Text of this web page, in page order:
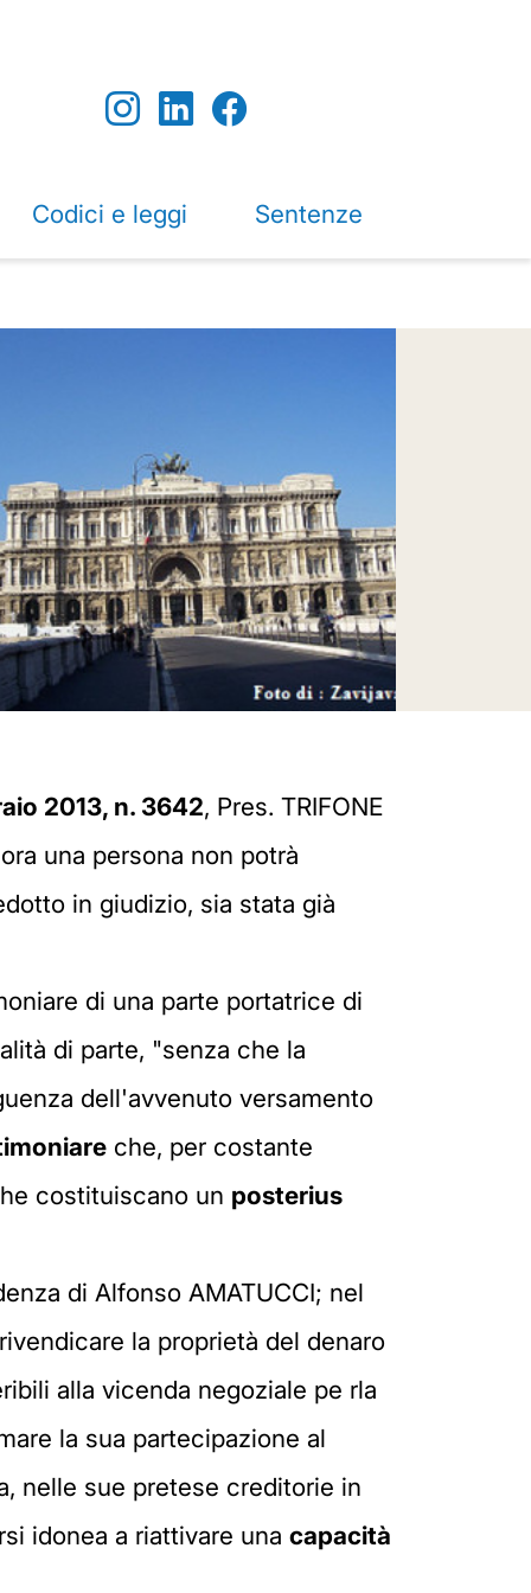
Codici e leggi Sentenze
2013, n. 3642, Pres. TRIFONE
una persona non potrà
in giudizio, sia stata già
di una parte portatrice di
di parte, "senza che la
dell'avvenuto versamento
che, per costante
costituiscano un posterius
di Alfonso AMATUCCI; nel
la proprietà del denaro
alla vicenda negoziale pe rla
la sua partecipazione al
nelle sue pretese creditorie in
idonea a riattivare una capacità